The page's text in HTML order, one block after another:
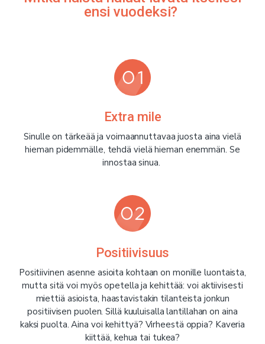
ensi vuodeksi?
Extra mile
Sinulle on tärkeää ja voimaannuttavaa juosta aina vielä
hieman pidemmälle, tehdä vielä hieman enemmän. Se
innostaa sinua.
Positiivisuus
Positiivinen asenne asioita kohtaan on monille luontaista,
mutta sitä voi myös opetella ja kehittää: voi aktiivisesti
miettiä asioista, haastavistakin tilanteista jonkun
positiivisen puolen. Sillä kuuluisalla lantillahan on aina
kaksi puolta. Aina voi kehittyä? Virheestä oppia? Kaveria
kiittää, kehua tai tukea?